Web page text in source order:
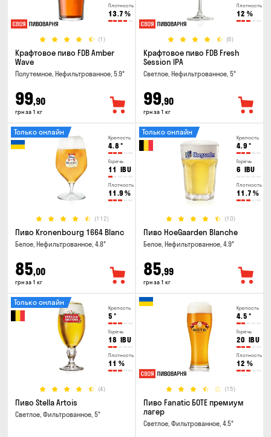
Плотность
13.7 %
(1)
Крафтовое пиво FDB Amber
Wave
Полутемное, Нефильтрованное, 5.9°
99,90
грн за 1 кг
Плотность
12 %
(6)
Крафтовое пиво FDB Fresh
Session IPA
Светлое, Нефильтрованное, 5°
99,90
грн за 1 кг
Крепость
4.8 °
Горечь
11 IBU
Плотность
11.9 %
(112)
Только онлайн
Пиво Kronenbourg 1664 Blanc
Белое, Нефильтрованное, 4.8°
85,00
грн за 1 кг
Крепость
4.9 °
Горечь
6 IBU
Плотность
11.7 %
(10)
Только онлайн
Пиво HoeGaarden Blanche
Белое, Нефильтрованное, 4.9°
85,99
грн за 1 кг
Крепость
5 °
Горечь
18 IBU
Плотность
11 %
(4)
Только онлайн
Пиво Stella Artois
Светлое, Фильтрованное, 5°
Крепость
4.5 °
Горечь
20 IBU
Плотность
12 %
(15)
Пиво Fanatic БОТЕ премиум
лагер
Светлое, Фильтрованное, 4.5°